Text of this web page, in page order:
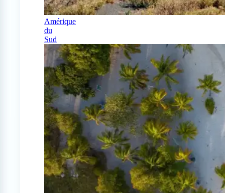
Amérique
du
Sud